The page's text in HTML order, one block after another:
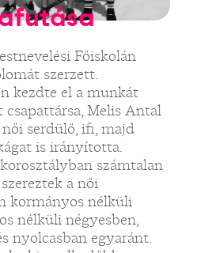
Főiskolán
szerzett.
kezdte el a munkát
csapattársa, Melis Antal
serdülő, ifi, majd
is irányította.
számtalan
a női
kormányos nélküli
nélküli négyesben,
nyolcasban egyaránt.